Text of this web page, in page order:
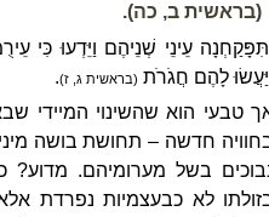
(בראשית ב, כה).
עֵינֵי שְׁנֵיהֶם וַיֵּדְעוּ כִּי
לָהֶם חֲגֹרֹת (בראשית ג, ז).
טבעי הוא שהשינוי המיידי
חדשה – תחושת בושה
בשל מערומיהם. מדוע?
לא כבעצמיות נפרדת